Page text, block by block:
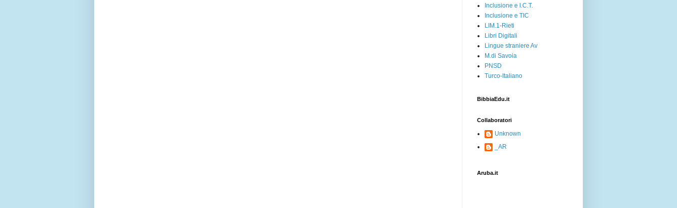
Inclusione e I.C.T.
Inclusione e TIC
LIM.1-Rieti
Libri Digitali
Lingue straniere Av
M.di Savoia
PNSD
Turco-Italiano
BibbiaEdu.it
Collaboratori
Unknown
_AR
Aruba.it